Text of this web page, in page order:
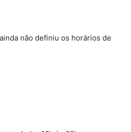
não definiu os horários de